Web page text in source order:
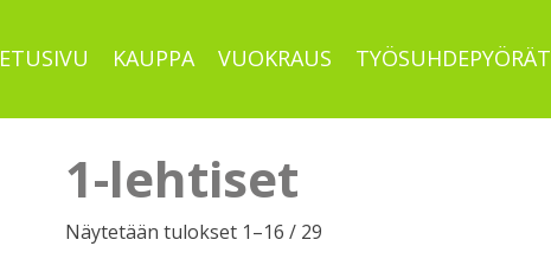
ETUSIVU KAUPPA VUOKRAUS TYÖSUHDEPYÖRÄT
1-lehtiset
Näytetään tulokset 1–16 / 29